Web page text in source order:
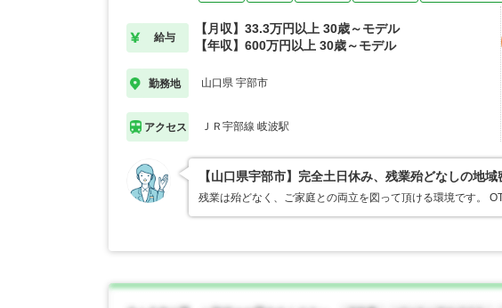
給与
【月収】33.3万円以上 30歳～モデル
【年収】600万円以上 30歳～モデル
勤務地 山口県 宇部市
アクセス ＪＲ宇部線 岐波駅
【山口県宇部市】完全土日休み、残業殆どなしの地
残業は殆どなく、ご家庭との両立を図って頂ける環境です。